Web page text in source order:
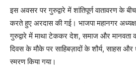
इस अवसर पर गुरुद्वारे में शांतिपूर्ण वातावरण के
करते हुए अरदास की गई। भाजपा महानगर
गुरुद्वारे में माथा टेककर देश, समाज और मानवता
दिवस के मौके पर साहिबज़ादों के शौर्य, साहस
स्मरण किया गया।